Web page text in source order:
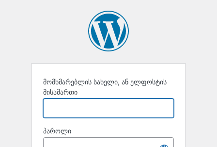
მომხმარებლის სახელი, ან ელფოსტის
მისამართი
პაროლი